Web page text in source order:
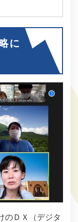
に
のＤＸ（デジタ